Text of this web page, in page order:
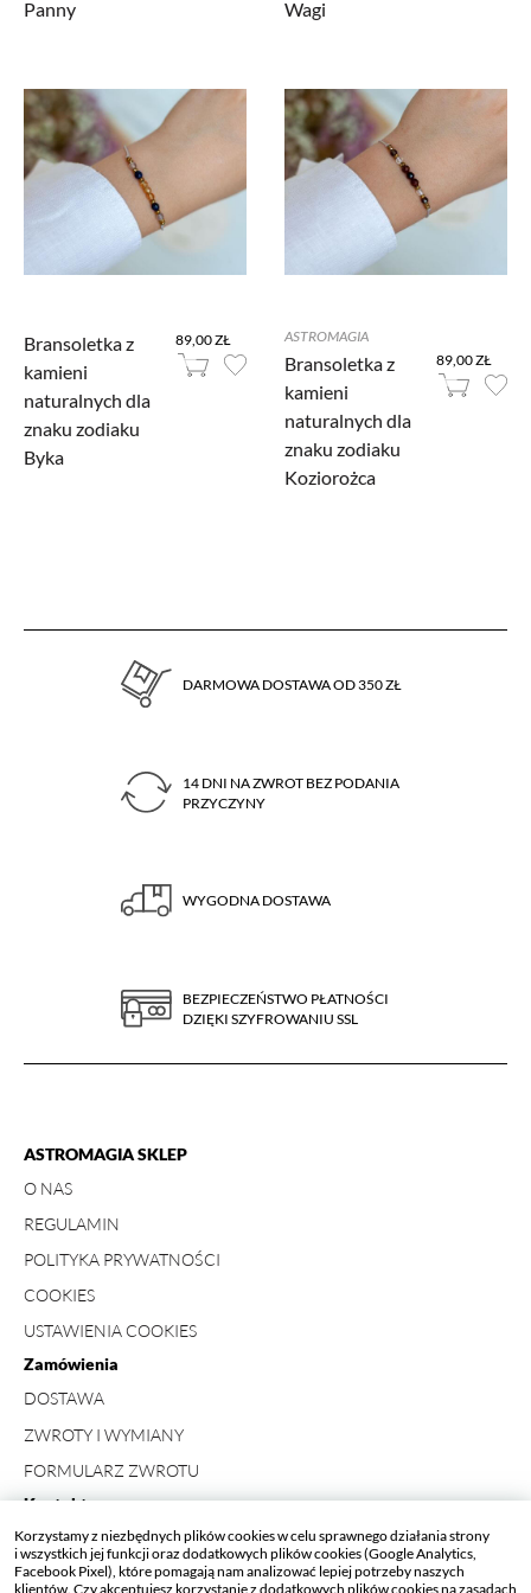
Panny
Wagi
Bransoletka z
kamieni
naturalnych dla
znaku zodiaku
Byka
89,00 ZŁ ASTROMAGIA
Bransoletka z
kamieni
naturalnych dla
znaku zodiaku
Koziorożca
89,00 ZŁ
Korzystamy z niezbędnych plików cookies w celu sprawnego działania strony
i wszystkich jej funkcji oraz dodatkowych plików cookies (Google Analytics,
Facebook Pixel), które pomagają nam analizować lepiej potrzeby naszych
klientów. Czy akceptujesz korzystanie z dodatkowych plików cookies na zasadach
DARMOWA DOSTAWA OD 350 ZŁ
14 DNI NA ZWROT BEZ PODANIA
PRZYCZYNY
WYGODNA DOSTAWA
BEZPIECZEŃSTWO PŁATNOŚCI
DZIĘKI SZYFROWANIU SSL
ASTROMAGIA SKLEP
O NAS
REGULAMIN
POLITYKA PRYWATNOŚCI
COOKIES
USTAWIENIA COOKIES
Zamówienia
DOSTAWA
ZWROTY I WYMIANY
FORMULARZ ZWROTU
Kontakt
+ 48 734 423 498
SKLEP_ASTROMAGIA[AT]ASTROMAGIA.PL